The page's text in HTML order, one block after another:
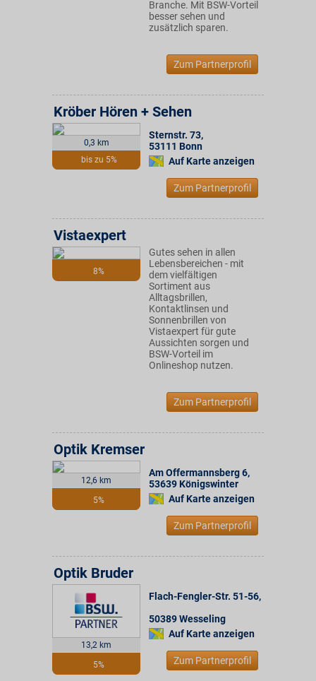
Branche. Mit BSW-Vorteil
besser sehen und
zusätzlich sparen.
Zum Partnerprofil
0,3 km
bis zu 5%
Kröber Hören + Sehen
Sternstr. 73,
53111 Bonn
Auf Karte anzeigen
Zum Partnerprofil
8%
Vistaexpert
Gutes sehen in allen
Lebensbereichen - mit
dem vielfältigen
Sortiment aus
Alltagsbrillen,
Kontaktlinsen und
Sonnenbrillen von
Vistaexpert für gute
Aussichten sorgen und
BSW-Vorteil im
Onlineshop nutzen.
Zum Partnerprofil
12,6 km
5%
Optik Kremser
Am Offermannsberg 6,
53639 Königswinter
Auf Karte anzeigen
Zum Partnerprofil
13,2 km
5%
Optik Bruder
Flach-Fengler-Str. 51-56,
50389Wesseling
Auf Karte anzeigen
Zum Partnerprofil